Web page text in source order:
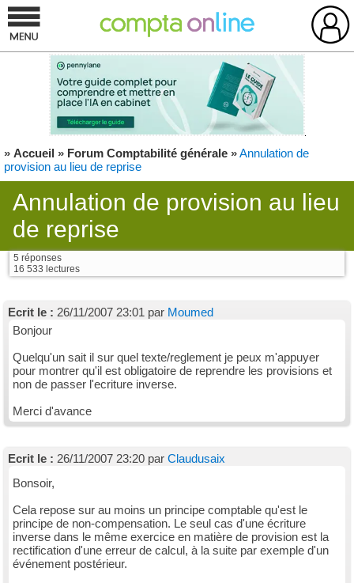
» Accueil » Forum Comptabilité générale »Annulation de
provision au lieu de reprise
Annulation de provision au lieu
de reprise
5 réponses
16 533 lectures
Ecrit le : 26/11/2007 23:01 par Moumed
Bonjour
Quelqu'un sait il sur quel texte/reglement je peux m'appuyer
pour montrer qu'il est obligatoire de reprendre les provisions et
non de passer l'ecriture inverse.
Merci d'avance
Ecrit le : 26/11/2007 23:20 par Claudusaix
Bonsoir,
Cela repose sur au moins un principe comptable qu'est le
principe de non-compensation. Le seul cas d'une écriture
inverse dans le même exercice en matière de provision est la
rectification d'une erreur de calcul, à la suite par exemple d'un
événement postérieur.